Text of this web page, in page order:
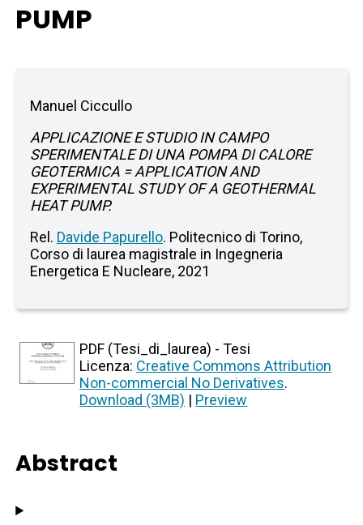
PUMP
Manuel Ciccullo
APPLICAZIONE E STUDIO IN CAMPO
SPERIMENTALE DI UNA POMPA DI CALORE
GEOTERMICA = APPLICATION AND
EXPERIMENTAL STUDY OF A GEOTHERMAL
HEAT PUMP.
Rel. Davide Papurello. Politecnico di Torino,
Corso di laurea magistrale in Ingegneria
Energetica E Nucleare, 2021
PDF (Tesi_di_laurea) - Tesi
Licenza: Creative Commons Attribution
Non-commercial No Derivatives.
Download (3MB) | Preview
Abstract